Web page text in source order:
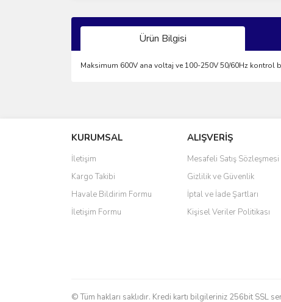
Ürün Bilgisi
Maksimum 600V ana voltaj ve 100-250V 50/60Hz kontrol
Ürün resmi kalitesiz, bozuk veya görüntülenemiyor.
Ürün açıklamasında eksik bilgiler bulunuyor.
Ürün bilgilerinde hatalar bulunuyor.
Ürün fiyatı diğer sitelerden daha pahalı.
Bu ürüne benzer farklı alternatifler olmalı.
KURUMSAL
İletişim
Kargo Takibi
Havale Bildirim Formu
İletişim Formu
ALIŞVERİŞ
Mesafeli Satış Sözleşmesi
Gizlilik ve Güvenlik
İptal ve İade Şartları
Kişisel Veriler Politikası
© Tüm hakları saklıdır. Kredi kartı bilgileriniz 256bit SSL